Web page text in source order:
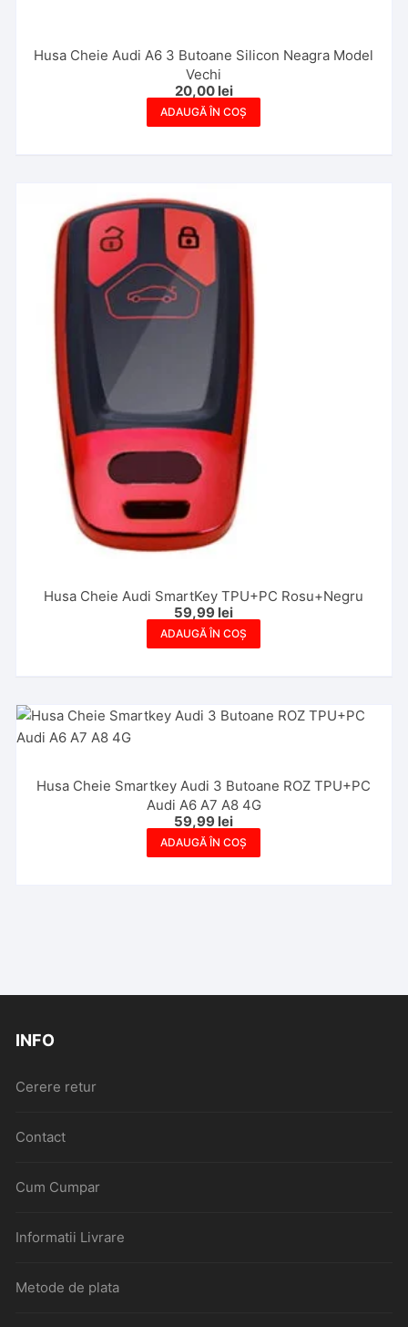
Husa Cheie Audi A6 3 Butoane Silicon Neagra Model
Vechi
20,00 lei
ADAUGĂ ÎN COȘ
Husa Cheie Audi SmartKey TPU+PC Rosu+Negru
59,99 lei
ADAUGĂ ÎN COȘ
Husa Cheie Smartkey Audi 3 Butoane ROZ TPU+PC
Audi A6 A7 A8 4G
59,99 lei
ADAUGĂ ÎN COȘ
INFO
Cerere retur
Contact
Cum Cumpar
Informatii Livrare
Metode de plata